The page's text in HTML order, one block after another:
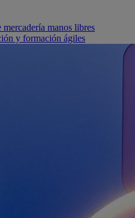
mercadería manos libres
y formación ágiles